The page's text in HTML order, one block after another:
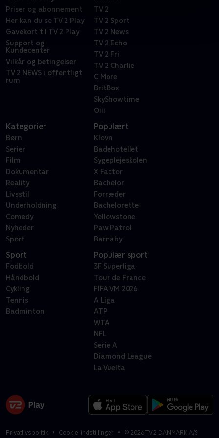
Priser og abonnement
Her kan du se TV 2 Play
Gavekort til TV 2 Play
Support og
Kundecenter
Vilkår og betingelser
TV 2 NEWS i offentligt
rum
TV 2
TV 2 Sport
TV 2 News
TV 2 Echo
TV 2 Fri
TV 2 Charlie
C More
BritBox
SkyShowtime
Oiii
Kategorier
Børn
Serier
Film
Dokumentar
Reality
Livsstil
Underholdning
Comedy
Nyheder
Sport
Populært
Klovn
Badehotellet
Sygeplejeskolen
X Factor
Bachelor
Forræder
Bachelorette
Yellowstone
Paw Patrol
Barnaby
Sport
Fodbold
Håndbold
Cykling
Tennis
Badminton
Populær sport
3F Superliga
Tour de France
FIFA VM 2026
A Liga
ATP
WTA
NFL
Serie A
Diamond League
La Vuelta
Privatlivspolitik Cookie-indstillinger © 2026TV 2 DANMARK A/S